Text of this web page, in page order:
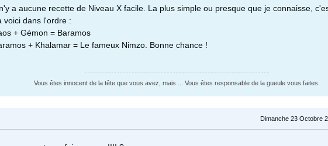
a aucune recette de Niveau X facile. La plus simple ou presque que je connaisse,
voici dans l'ordre :
+ Gémon = Baramos
+ Khalamar = Le fameux Nimzo. Bonne chance !
Vous êtes innocent de la tête que vous avez, mais ... Vous êtes responsable de la gueule vous faites.
Dimanche 23 Octobre